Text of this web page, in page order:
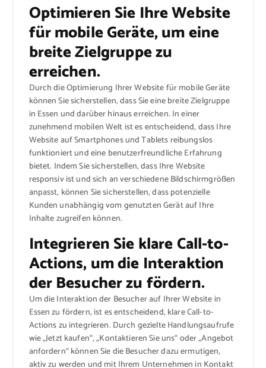
Optimieren Sie Ihre Website
für mobile Geräte, um eine
breite Zielgruppe zu
erreichen.
Durch die Optimierung Ihrer Website für mobile Geräte
können Sie sicherstellen, dass Sie eine breite Zielgruppe
in Essen und darüber hinaus erreichen. In einer
zunehmend mobilen Welt ist es entscheidend, dass Ihre
Website auf Smartphones und Tablets reibungslos
funktioniert und eine benutzerfreundliche Erfahrung
bietet. Indem Sie sicherstellen, dass Ihre Website
responsiv ist und sich an verschiedene Bildschirmgrößen
anpasst, können Sie sicherstellen, dass potenzielle
Kunden unabhängig vom genutzten Gerät auf Ihre
Inhalte zugreifen können.
Integrieren Sie klare Call-to-
Actions, um die Interaktion
der Besucher zu fördern.
Um die Interaktion der Besucher auf Ihrer Website in
Essen zu fördern, ist es entscheidend, klare Call-to-
Actions zu integrieren. Durch gezielte Handlungsaufrufe
wie „Jetzt kaufen“, „Kontaktieren Sie uns“ oder „Angebot
anfordern“ können Sie die Besucher dazu ermutigen,
aktiv zu werden und mit Ihrem Unternehmen in Kontakt